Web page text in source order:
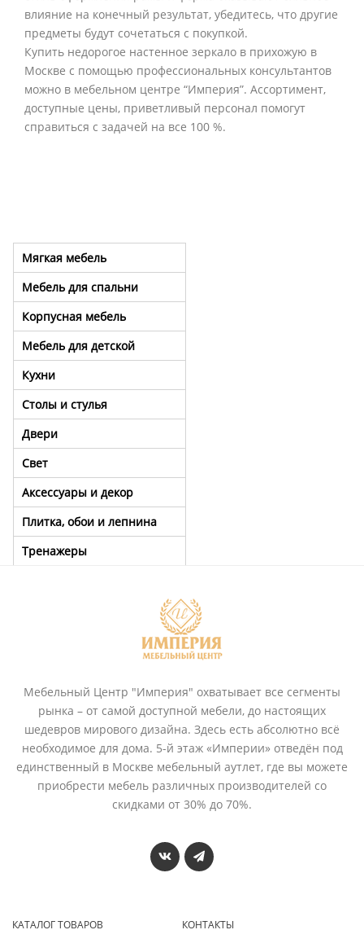
влияние на конечный результат, убедитесь, что другие
предметы будут сочетаться с покупкой.
Купить недорогое настенное зеркало в прихожую в
Москве с помощью профессиональных консультантов
можно в мебельном центре “Империя”. Ассортимент,
доступные цены, приветливый персонал помогут
справиться с задачей на все 100 %.
Мягкая мебель
Мебель для спальни
Корпусная мебель
Мебель для детской
Кухни
Столы и стулья
Двери
Свет
Аксессуары и декор
Плитка, обои и лепнина
Тренажеры
Мебельный Центр "Империя" охватывает все сегменты
рынка – от самой доступной мебели, до настоящих
шедевров мирового дизайна. Здесь есть абсолютно всё
необходимое для дома. 5-й этаж «Империи» отведён под
единственный в Москве мебельный аутлет, где вы можете
приобрести мебель различных производителей со
скидками от 30% до 70%.
КАТАЛОГ ТОВАРОВ
КОНТАКТЫ